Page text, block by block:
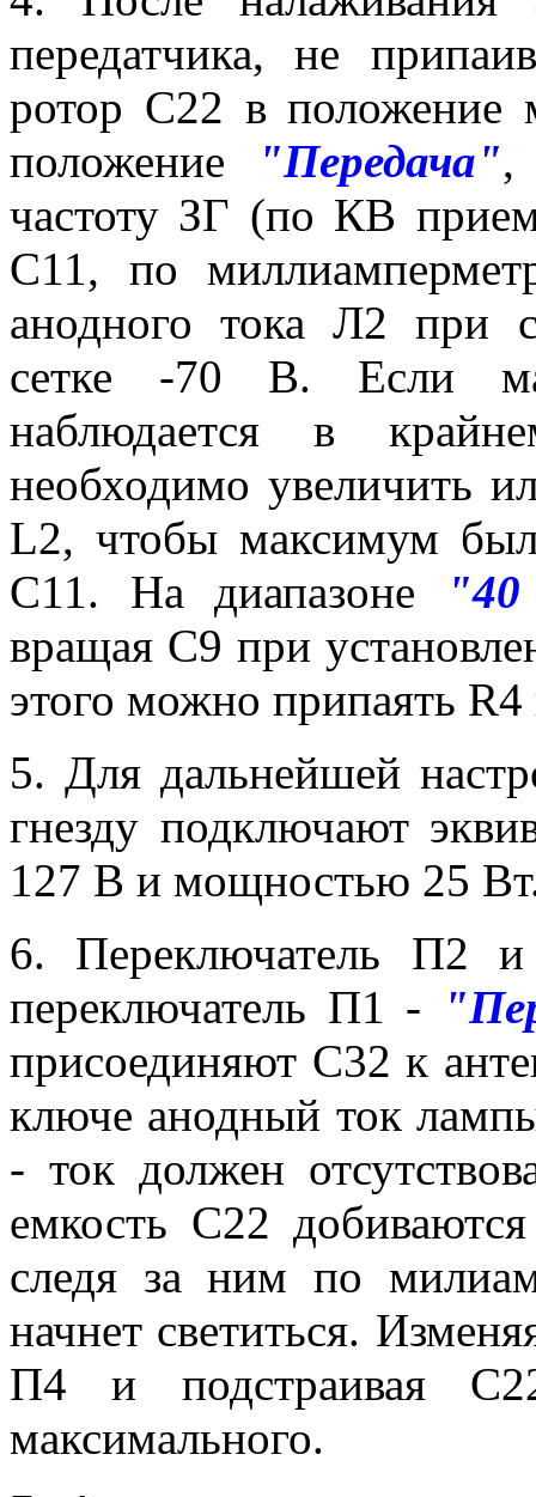
передатчика, не
ротор С22 в положение
положение
"Передача",
частоту ЗГ (по КВ
С11, по
анодного тока Л2 при
сетке -70 В. Если
наблюдается в
необходимо увеличить
L2, чтобы максимум
С11. На диапазоне
вращая С9 при
этого можно припаять
5. Для дальнейшей
гнезду подключают
127 В и мощностью 25
6. Переключатель
переключатель П1 -
присоединяют С32 к
ключе анодный ток
- ток должен
емкость С22
следя за ним по
начнет светиться.
П4 и подстраивая
максимального.